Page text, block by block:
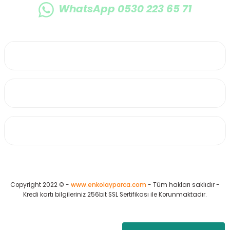
WhatsApp 0530 223 65 71
Copyright 2022 © - www.enkolayparca.com - Tüm hakları saklıdır -
Kredi kartı bilgileriniz 256bit SSL Sertifikası ile Korunmaktadır.